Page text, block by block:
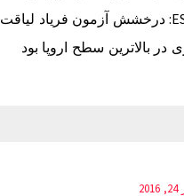
سایت ESPN: درخشش آزمون فریاد لیاقت
در بالاترین سطح اروپا بود